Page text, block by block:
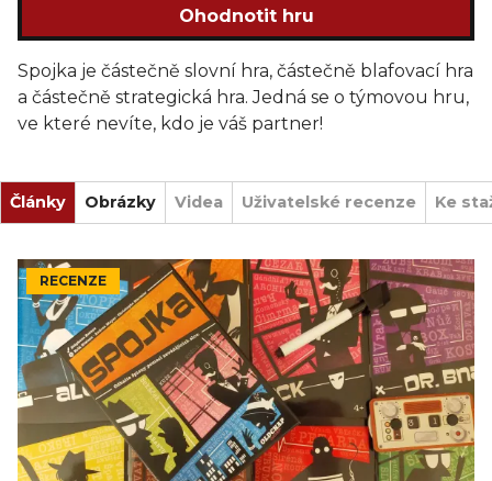
Ohodnotit hru
Spojka je částečně slovní hra, částečně blafovací hra
a částečně strategická hra. Jedná se o týmovou hru,
ve které nevíte, kdo je váš partner!
Články Obrázky Videa Uživatelské recenze Ke
RECENZE